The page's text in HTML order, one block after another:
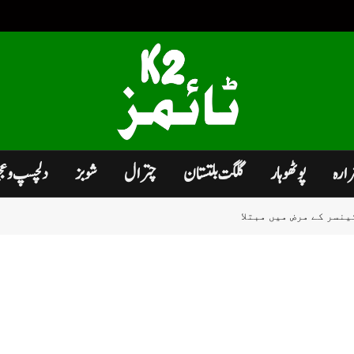
پوٹھوہار گلگت بلتستان چترال شوبز دلچسپ و
کے مرض میں مبتلا